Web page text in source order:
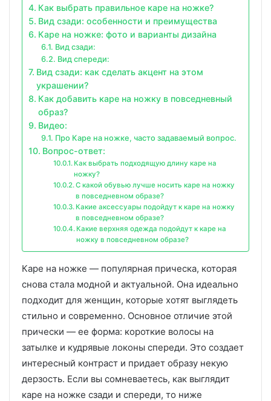
Как выбрать правильное каре на ножке?
Вид сзади: особенности и преимущества
Каре на ножке: фото и варианты дизайна
Вид сзади:
Вид спереди:
Вид сзади: как сделать акцент на этом
украшении?
Как добавить каре на ножку в повседневный
образ?
Видео:
Про Каре на ножке, часто задаваемый вопрос.
Вопрос-ответ:
Как выбрать подходящую длину каре на
ножку?
С какой обувью лучше носить каре на ножку
в повседневном образе?
Какие аксессуары подойдут к каре на ножку
в повседневном образе?
Какие верхняя одежда подойдут к каре на
ножку в повседневном образе?
Каре на ножке — популярная прическа, которая
снова стала модной и актуальной. Она идеально
подходит для женщин, которые хотят выглядеть
стильно и современно. Основное отличие этой
прически — ее форма: короткие волосы на
затылке и кудрявые локоны спереди. Это создает
интересный контраст и придает образу некую
дерзость. Если вы сомневаетесь, как выглядит
каре на ножке сзади и спереди, то ниже